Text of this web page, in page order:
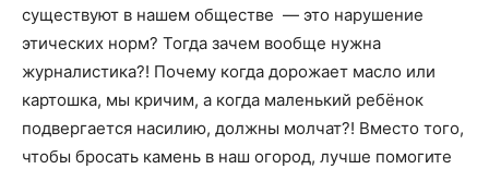
существуют в нашем обществе — это нарушение
этических норм? Тогда зачем вообще нужна
журналистика?! Почему когда дорожает масло или
картошка, мы кричим, а когда маленький ребёнок
подвергается насилию, должны молчат?! Вместо того,
чтобы бросать камень в наш огород, лучше помогите